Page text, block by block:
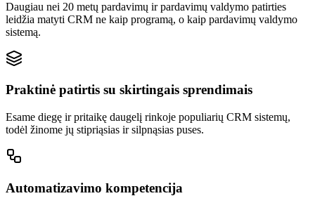
Daugiau nei 20 metų pardavimų ir pardavimų valdymo patirties
leidžia matyti CRM ne kaip programą, o kaip pardavimų valdymo
sistemą.
Praktinė patirtis su skirtingais sprendimais
Esame diegę ir pritaikę daugelį rinkoje populiarių CRM sistemų,
todėl žinome jų stipriąsias ir silpnąsias puses.
Automatizavimo kompetencija